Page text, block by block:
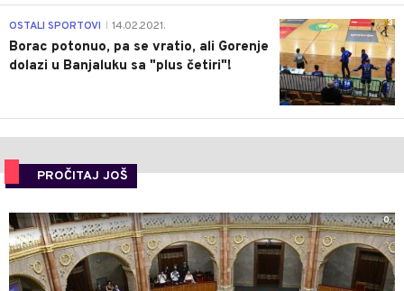
3
OSTALI SPORTOVI 14.02.2021.
Borac potonuo, pa se vratio, ali Gorenje
dolazi u Banjaluku sa "plus četiri"!
PROČITAJ JOŠ
0